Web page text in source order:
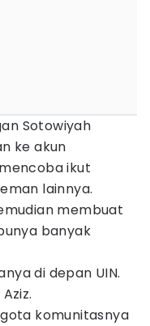
Sotowiyah
ke akun
ikut
lainnya.
membuat
banyak
di depan UIN.
komunitasnya